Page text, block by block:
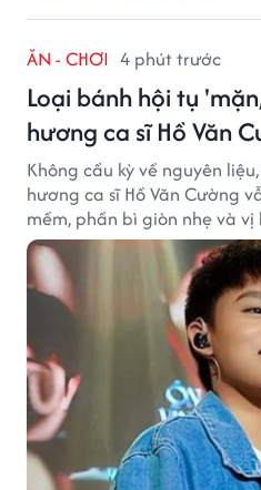
ĂN - CHƠI 4 phút trước
Loại bánh hội tụ
hương ca sĩ Hồ Văn
Không cầu kỳ về nguyên
hương ca sĩ Hồ Văn Cường
mềm, phần bì giòn nhẹ và
cốt dừa.